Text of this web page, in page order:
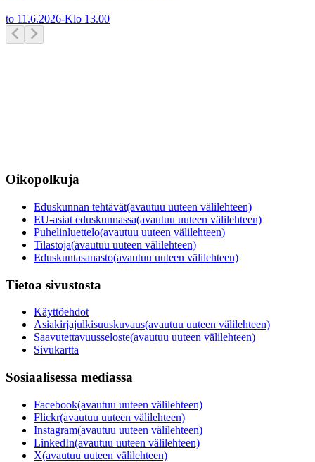
to 11.6.2026-Klo 13.00
Oikopolkuja
Eduskunnan tehtävät(avautuu uuteen välilehteen)
EU-asiat eduskunnassa(avautuu uuteen välilehteen)
Puhelinluettelo(avautuu uuteen välilehteen)
Tilastoja(avautuu uuteen välilehteen)
Eduskuntasanasto(avautuu uuteen välilehteen)
Tietoa sivustosta
Käyttöehdot
Asiakirjajulkisuuskuvaus(avautuu uuteen välilehteen)
Saavutettavuusseloste(avautuu uuteen välilehteen)
Sivukartta
Sosiaalisessa mediassa
Facebook(avautuu uuteen välilehteen)
Flickr(avautuu uuteen välilehteen)
Instagram(avautuu uuteen välilehteen)
LinkedIn(avautuu uuteen välilehteen)
X(avautuu uuteen välilehteen)